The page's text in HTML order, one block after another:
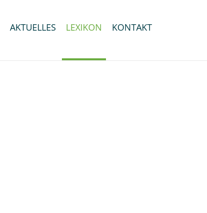
AKTUELLES LEXIKON KONTAKT